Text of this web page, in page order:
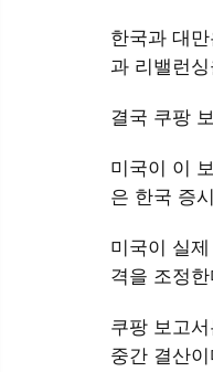
한국과 대
과 리밸런
결국 쿠팡
미국이 이
은 한국 증
미국이 실
격을 조정
쿠팡 보고
중간 결산